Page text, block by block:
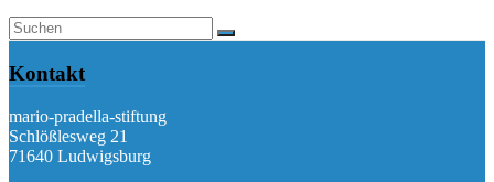
Kontakt
mario-pradella-stiftung
Schlößlesweg 21
71640 Ludwigsburg